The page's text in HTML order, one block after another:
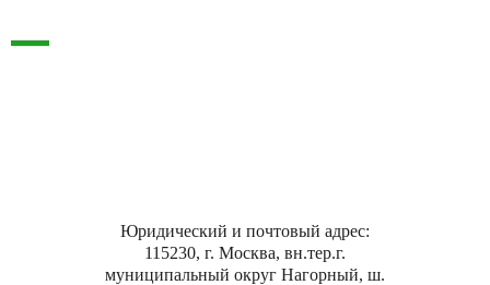
Юридический и почтовый адрес:
115230, г. Москва, вн.тер.г.
муниципальный округ Нагорный, ш.